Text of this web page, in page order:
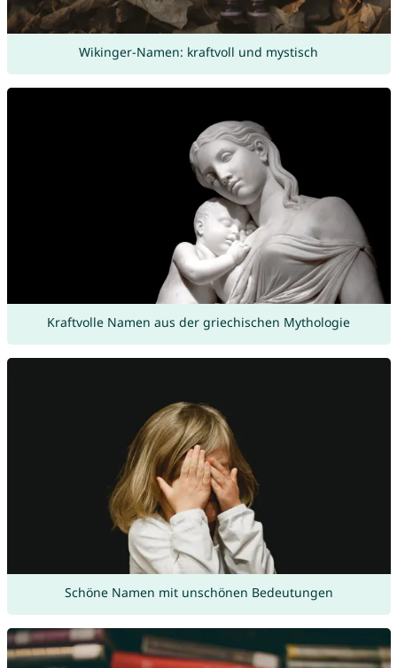
Wikinger-Namen: kraftvoll und mystisch
Kraftvolle Namen aus der griechischen Mythologie
Schöne Namen mit unschönen Bedeutungen